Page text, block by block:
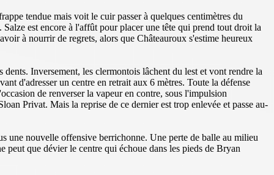
tendue mais voit le cuir passer à quelques centimètres du
est encore à l'affût pour placer une tête qui prend tout droit la
à nourrir de regrets, alors que Châteauroux s'estime heureux
Inversement, les clermontois lâchent du lest et vont rendre la
d'adresser un centre en retrait aux 6 mètres. Toute la défense
de renverser la vapeur en contre, sous l'impulsion
Privat. Mais la reprise de ce dernier est trop enlevée et passe au-
une nouvelle offensive berrichonne. Une perte de balle au milieu
que dévier le centre qui échoue dans les pieds de Bryan